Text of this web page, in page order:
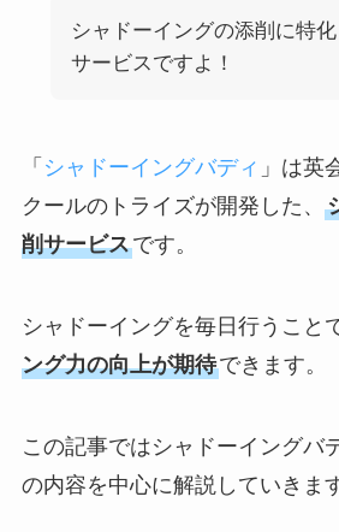
シャドーイングの添削に特
サービスですよ！
「 シャドーイングバディ 」は英
クールのトライズが開発した、
削サービスです。
シャドーイングを毎日行うこと
ング力の向上が期待できます。
この記事ではシャドーイングバ
の内容を中心に解説していきます